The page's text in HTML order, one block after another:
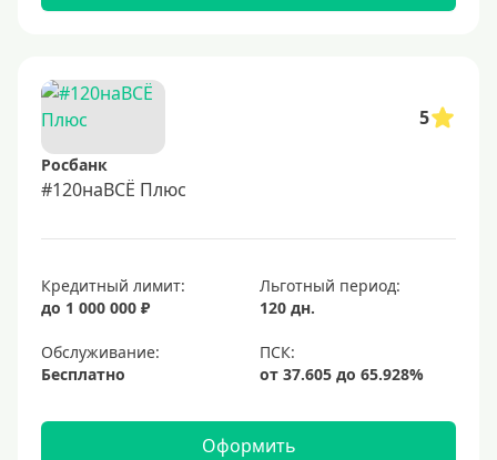
5
Росбанк
#120наВСЁ Плюс
Кредитный лимит:
до 1 000 000 ₽
Льготный период:
120 дн.
Обслуживание:
Бесплатно
Оформить